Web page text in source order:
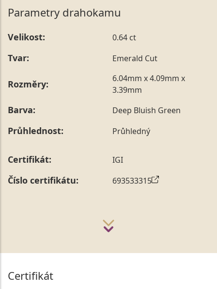
Parametry drahokamu
Velikost: 0.64 ct
Tvar: Emerald Cut
Rozměry:
6.04mm x 4.09mm x
3.39mm
Barva: Deep Bluish Green
Průhlednost: Průhledný
Certifikát: IGI
Číslo certifikátu: 693533315
Certifikát